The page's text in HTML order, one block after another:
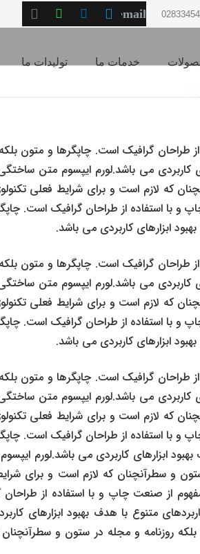
خدمات ما تولیدات ما
طراحان گرافیک است. چاپگرها و متون
کاربردی می باشد.لورم ایپسوم متن
که لازم است و برای شرایط فعلی
و با استفاده از طراحان گرافیک است.
ابزارهای کاربردی می باشد.
طراحان گرافیک است. چاپگرها و متون
کاربردی می باشد.لورم ایپسوم متن
که لازم است و برای شرایط فعلی
و با استفاده از طراحان گرافیک است.
ابزارهای کاربردی می باشد.
طراحان گرافیک است. چاپگرها و متون
کاربردی می باشد.لورم ایپسوم متن
که لازم است و برای شرایط فعلی
و با استفاده از طراحان گرافیک است.
ابزارهای کاربردی می باشد.لورم
و سطرآنچنان که لازم است و برای
از صنعت چاپ و با استفاده از
متنوع با هدف بهبود ابزارهای
روزنامه و مجله در ستون و